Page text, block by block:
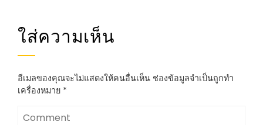
ใส่ความเห็น
อีเมลของคุณจะไม่แสดงให้คนอื่นเห็น ช่องข้อมูลจำเป็นถูกทำ
เครื่องหมาย *